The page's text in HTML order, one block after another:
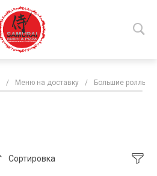
/ Меню на доставку / Большие роллы
Сортировка